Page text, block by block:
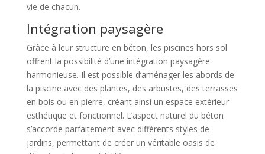
vie de chacun.
Intégration paysagère
Grâce à leur structure en béton, les piscines hors sol
offrent la possibilité d’une intégration paysagère
harmonieuse. Il est possible d’aménager les abords de
la piscine avec des plantes, des arbustes, des terrasses
en bois ou en pierre, créant ainsi un espace extérieur
esthétique et fonctionnel. L’aspect naturel du béton
s’accorde parfaitement avec différents styles de
jardins, permettant de créer un véritable oasis de